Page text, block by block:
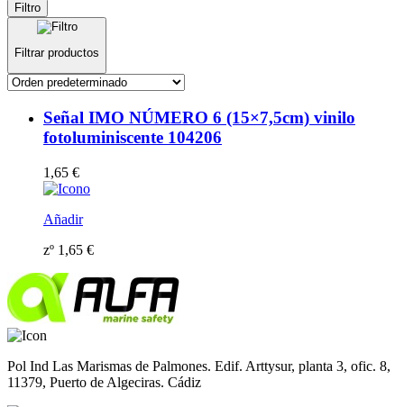
Filtro
Filtrar productos
Señal IMO NÚMERO 6 (15×7,5cm) vinilo
fotoluminiscente 104206
1,65 €
Añadir
zº 1,65 €
Pol Ind Las Marismas de Palmones. Edif. Arttysur, planta 3, ofic. 8,
11379, Puerto de Algeciras. Cádiz